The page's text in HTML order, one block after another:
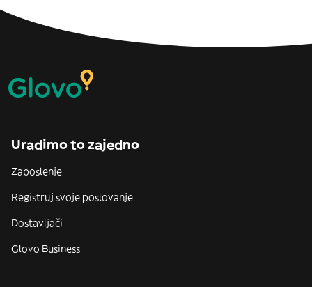
Uradimo to zajedno
Zaposlenje
Registruj svoje poslovanje
Dostavljači
Glovo Business